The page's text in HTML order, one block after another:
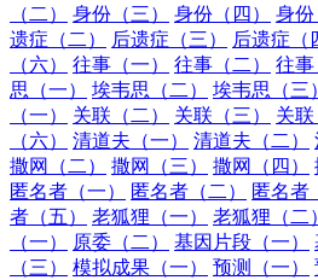
（二）
身份（三） 身份（四） 身份
遗症（二）
后遗症（三） 后遗症（
（六）
往事（一） 往事（二） 往事
思（一）
埃韦思（二） 埃韦思（三）
（一）
关联（二） 关联（三） 关联
（六）
清道夫（一） 清道夫（二）
撒网（二）
撒网（三） 撒网（四）
匿名者（一）
匿名者（二） 匿名者
者（五）
老狐狸（一） 老狐狸（二）
（一）
原委（二） 基因片段（一）
（三）
模拟成果（一） 预测（一）